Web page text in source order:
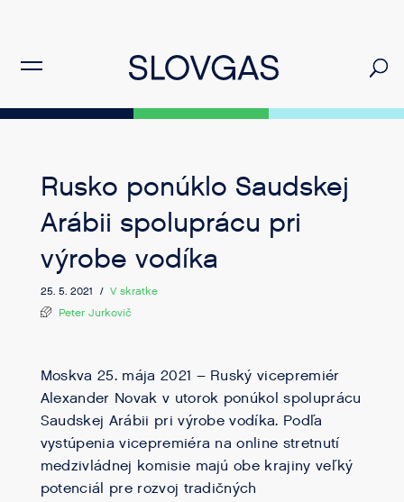
Rusko ponúklo Saudskej
Arábii spoluprácu pri
výrobe vodíka
25. 5. 2021 / V skratke
Peter Jurkovič
Moskva 25. mája 2021 – Ruský vicepremiér
Alexander Novak v utorok ponúkol spoluprácu
Saudskej Arábii pri výrobe vodíka. Podľa
vystúpenia vicepremiéra na online stretnutí
medzivládnej komisie majú obe krajiny veľký
potenciál pre rozvoj tradičných